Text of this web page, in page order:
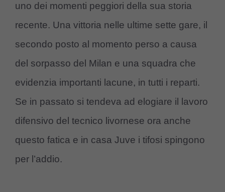
uno dei momenti peggiori della sua storia
recente. Una vittoria nelle ultime sette gare, il
secondo posto al momento perso a causa
del sorpasso del Milan e una squadra che
evidenzia importanti lacune, in tutti i reparti.
Se in passato si tendeva ad elogiare il lavoro
difensivo del tecnico livornese ora anche
questo fatica e in casa Juve i tifosi spingono
per l’addio.